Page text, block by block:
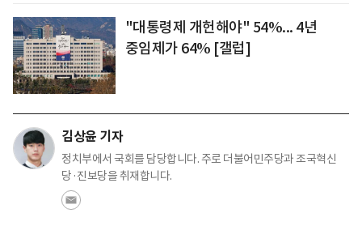
"대통령제 개헌해야" 54%... 4년
중임제가 64% [갤럽]
김상윤 기자
정치부에서 국회를 담당합니다. 주로 더불어민주당과 조국혁신
당·진보당을 취재합니다.